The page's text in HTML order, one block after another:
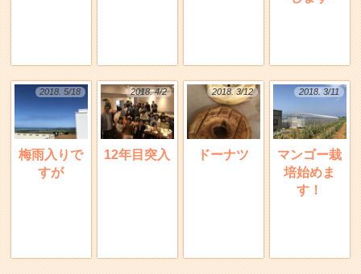
2018. 5/18
梅雨入りで
すが
2018. 4/2
12年目突入
2018. 3/12
ドーナツ
2018. 3/11
マンゴー栽
培始めま
す！